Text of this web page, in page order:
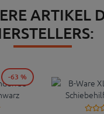
ARTIKEL
-63 %